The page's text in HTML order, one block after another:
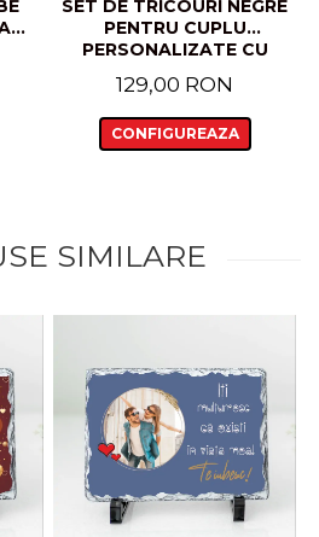
SET DE TRICOURI NEGRE
PENTRU CUPLU
PERSONALIZATE CU
BATE PENTRU EL,EA"
129,00 RON
CONFIGUREAZA
SIMILARE